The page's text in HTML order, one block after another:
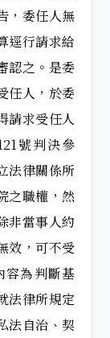
，委任人無
逕行請求給
認之。是委
任人，於委
請求受任人
號判決參
法律關係所
之職權，然
非當事人約
效，可不受
容為判斷基
法律所規定
法自治、契